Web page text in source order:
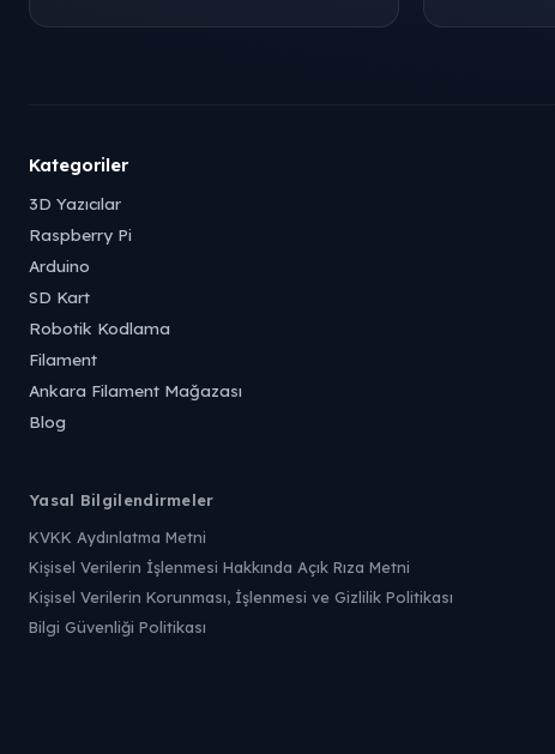
Kategoriler
3D Yazıcılar
Raspberry Pi
Arduino
SD Kart
Robotik Kodlama
Filament
Ankara Filament Mağazası
Blog
Yasal Bilgilendirmeler
KVKK Aydınlatma Metni
Kişisel Verilerin İşlenmesi Hakkında Açık Rıza Metni
Kişisel Verilerin Korunması, İşlenmesi ve Gizlilik Politikası
Bilgi Güvenliği Politikası